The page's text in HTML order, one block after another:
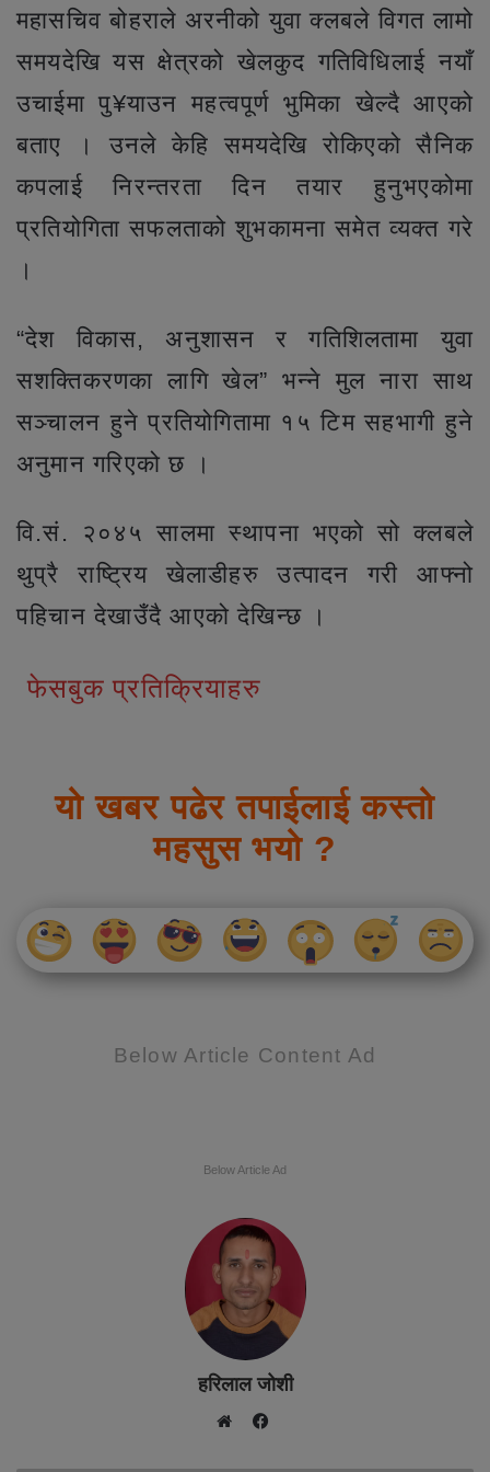
महासचिव बोहराले अरनीको युवा क्लबले विगत लामो
समयदेखि यस क्षेत्रको खेलकुद गतिविधिलाई नयाँ
उचाईमा पु¥याउन महत्वपूर्ण भुमिका खेल्दै आएको
बताए । उनले केहि समयदेखि रोकिएको सैनिक
कपलाई निरन्तरता दिन तयार हुनुभएकोमा
प्रतियोगिता सफलताको शुभकामना समेत व्यक्त गरे
।
“देश विकास, अनुशासन र गतिशिलतामा युवा
सशक्तिकरणका लागि खेल” भन्ने मुल नारा साथ
सञ्चालन हुने प्रतियोगितामा १५ टिम सहभागी हुने
अनुमान गरिएको छ ।
वि.सं. २०४५ सालमा स्थापना भएको सो क्लबले
थुप्रै राष्ट्रिय खेलाडीहरु उत्पादन गरी आफ्नो
पहिचान देखाउँदै आएको देखिन्छ ।
फेसबुक प्रतिक्रियाहरु
यो खबर पढेर तपाईलाई कस्तो
महसुस भयो ?
Below Article Content Ad
Below Article Ad
हरिलाल जोशी